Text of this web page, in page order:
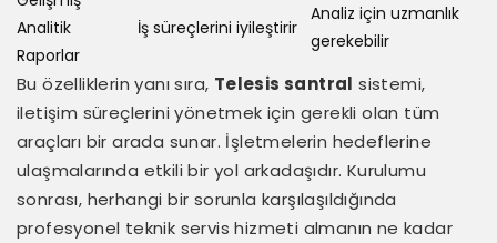
Analitik
Raporlar
İş süreçlerini iyileştirir
Analiz için uzmanlık
gerekebilir
Bu özelliklerin yanı sıra, Telesis santral sistemi,
iletişim süreçlerini yönetmek için gerekli olan tüm
araçları bir arada sunar. İşletmelerin hedeflerine
ulaşmalarında etkili bir yol arkadaşıdır. Kurulumu
sonrası, herhangi bir sorunla karşılaşıldığında
profesyonel teknik servis hizmeti almanın ne kadar